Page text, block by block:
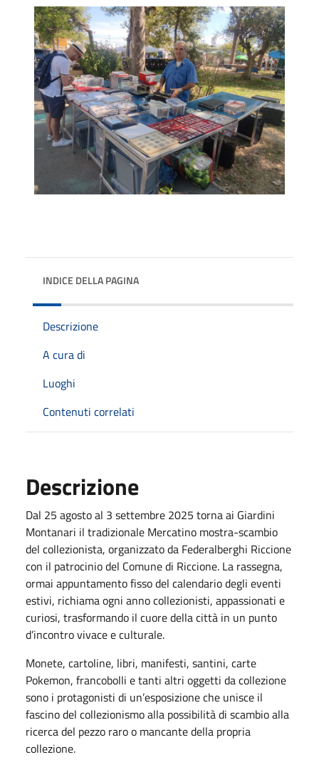
INDICE DELLA PAGINA
Descrizione
A cura di
Luoghi
Contenuti correlati
Descrizione
Dal 25 agosto al 3 settembre 2025 torna ai Giardini
Montanari il tradizionale Mercatino mostra-scambio
del collezionista, organizzato da Federalberghi Riccione
con il patrocinio del Comune di Riccione. La rassegna,
ormai appuntamento fisso del calendario degli eventi
estivi, richiama ogni anno collezionisti, appassionati e
curiosi, trasformando il cuore della città in un punto
d’incontro vivace e culturale.
Monete, cartoline, libri, manifesti, santini, carte
Pokemon, francobolli e tanti altri oggetti da collezione
sono i protagonisti di un’esposizione che unisce il
fascino del collezionismo alla possibilità di scambio alla
ricerca del pezzo raro o mancante della propria
collezione.